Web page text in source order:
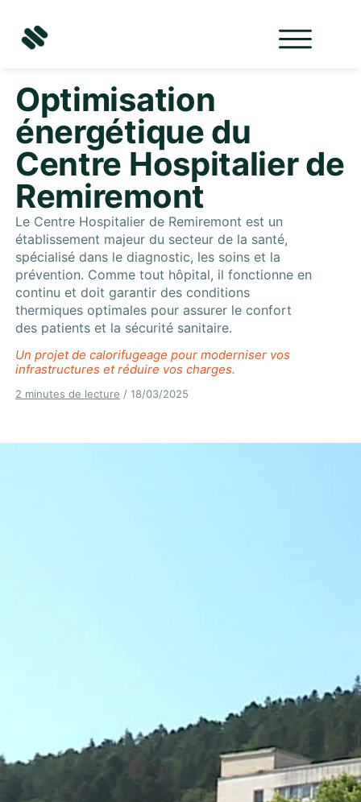
Optimisation
énergétique du
Centre Hospitalier de
Remiremont
Le Centre Hospitalier de Remiremont est un
établissement majeur du secteur de la santé,
spécialisé dans le diagnostic, les soins et la
prévention. Comme tout hôpital, il fonctionne en
continu et doit garantir des conditions
thermiques optimales pour assurer le confort
des patients et la sécurité sanitaire.
Un projet de calorifugeage pour moderniser vos
infrastructures et réduire vos charges.
2 minutes de lecture / 18/03/2025